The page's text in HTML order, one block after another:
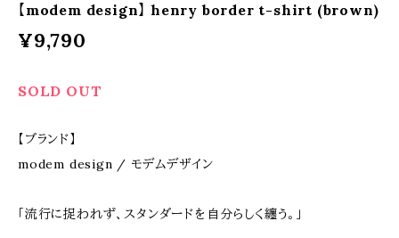
【modem design】 henry border t-shirt (brown)
¥9,790
SOLD OUT
【ブランド】
modem design / モデムデザイン
「流行に捉われず、スタンダードを自分らしく纏う。」